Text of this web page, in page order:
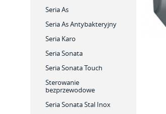
Seria As
Seria As Antybakteryjny
Seria Karo
Seria Sonata
Seria Sonata Touch
Sterowanie
bezprzewodowe
Seria Sonata Stal Inox